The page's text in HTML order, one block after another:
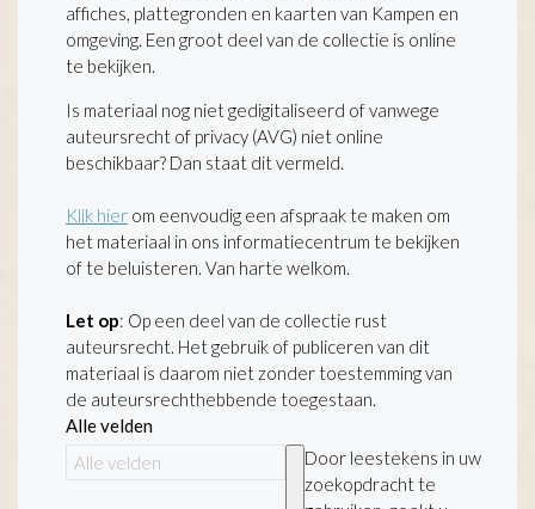
affiches, plattegronden en kaarten van Kampen en
omgeving. Een groot deel van de collectie is online
te bekijken.
Is materiaal nog niet gedigitaliseerd of vanwege
auteursrecht of privacy (AVG) niet online
beschikbaar? Dan staat dit vermeld.
Klik hier om eenvoudig een afspraak te maken om
het materiaal in ons informatiecentrum te bekijken
of te beluisteren. Van harte welkom.
Let op: Op een deel van de collectie rust
auteursrecht. Het gebruik of publiceren van dit
materiaal is daarom niet zonder toestemming van
de auteursrechthebbende toegestaan.
Alle velden
Door leestekens in uw
zoekopdracht te